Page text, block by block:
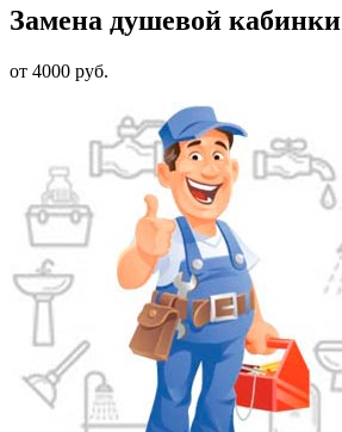
Замена душевой кабинки
от 4000 руб.